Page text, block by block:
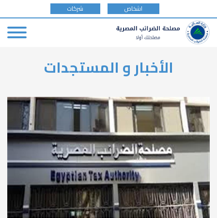
type
اشخاص شركات
الأخبار و المستجدات